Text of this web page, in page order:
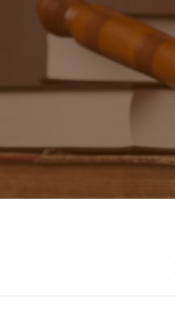
Перейти
содержимому